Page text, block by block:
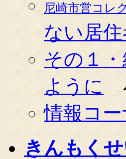
尼崎市営コレ
ない居
その１
ように
情報コー
きんもく